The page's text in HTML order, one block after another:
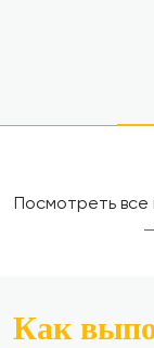
Посмотреть все
Как